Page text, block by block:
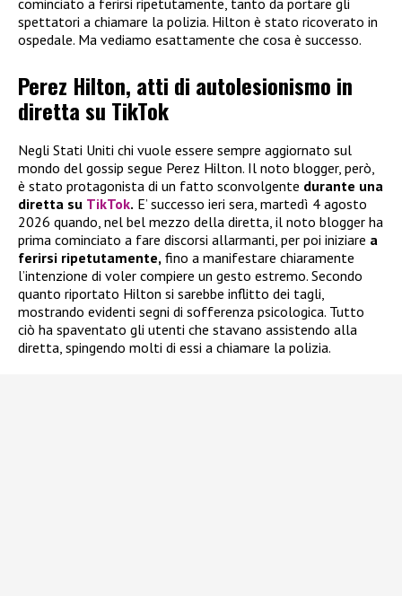
cominciato a ferirsi ripetutamente, tanto da portare gli
spettatori a chiamare la polizia. Hilton è stato ricoverato in
ospedale. Ma vediamo esattamente che cosa è successo.
Perez Hilton, atti di autolesionismo in
diretta su TikTok
Negli Stati Uniti chi vuole essere sempre aggiornato sul
mondo del gossip segue Perez Hilton. Il noto blogger, però,
è stato protagonista di un fatto sconvolgente durante una
diretta su TikTok. E’ successo ieri sera, martedì 4 agosto
2026 quando, nel bel mezzo della diretta, il noto blogger ha
prima cominciato a fare discorsi allarmanti, per poi iniziare a
ferirsi ripetutamente, fino a manifestare chiaramente
l’intenzione di voler compiere un gesto estremo. Secondo
quanto riportato Hilton si sarebbe inflitto dei tagli,
mostrando evidenti segni di sofferenza psicologica. Tutto
ciò ha spaventato gli utenti che stavano assistendo alla
diretta, spingendo molti di essi a chiamare la polizia.